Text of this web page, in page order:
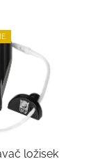
ložisek